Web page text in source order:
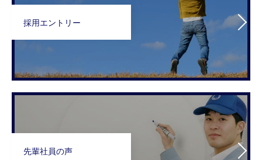
採用エントリー
先輩社員の声